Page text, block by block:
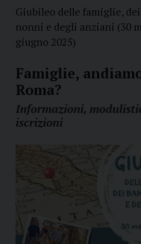
Giubileo delle famiglie,
nonni e degli anziani (30
giugno 2025)
Famiglie,
Roma?
Informazioni,
iscrizioni